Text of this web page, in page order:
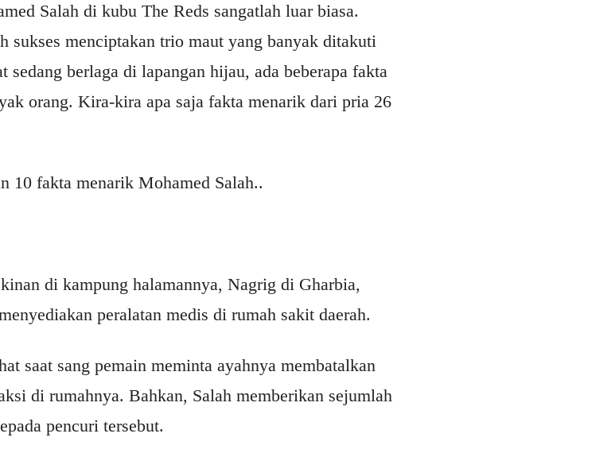
Salah di kubu The Reds sangatlah luar biasa.
sukses menciptakan trio maut yang banyak ditakuti
berlaga di lapangan hijau, ada beberapa fakta
orang. Kira-kira apa saja fakta menarik dari pria 26
10 fakta menarik Mohamed Salah..
di kampung halamannya, Nagrig di Gharbia,
peralatan medis di rumah sakit daerah.
saat sang pemain meminta ayahnya membatalkan
di rumahnya. Bahkan, Salah memberikan sejumlah
pencuri tersebut.